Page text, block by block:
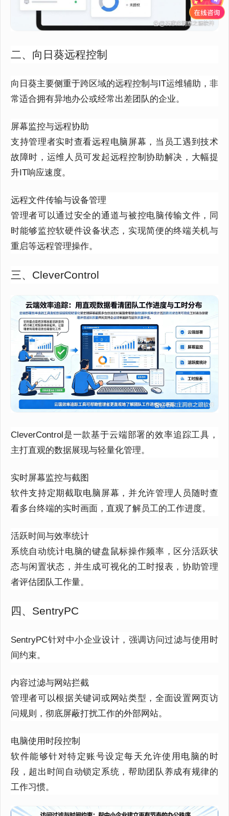
二、向日葵远程控制
向日葵主要侧重于跨区域的远程控制与IT运维辅助，非
常适合拥有异地办公或经常出差团队的企业。
屏幕监控与远程协助
支持管理者实时查看远程电脑屏幕，当员工遇到技术
故障时，运维人员可发起远程控制协助解决，大幅提
升IT响应速度。
远程文件传输与设备管理
管理者可以通过安全的通道与被控电脑传输文件，同
时能够监控软硬件设备状态，实现简便的终端关机与
重启等远程管理操作。
三、CleverControl
CleverControl是一款基于云端部署的效率追踪工具，
主打直观的数据展现与轻量化管理。
实时屏幕监控与截图
软件支持定期截取电脑屏幕，并允许管理人员随时查
看多台终端的实时画面，直观了解员工的工作进度。
活跃时间与效率统计
系统自动统计电脑的键盘鼠标操作频率，区分活跃状
态与闲置状态，并生成可视化的工时报表，协助管理
者评估团队工作量。
四、SentryPC
SentryPC针对中小企业设计，强调访问过滤与使用时
间约束。
内容过滤与网站拦截
管理者可以根据关键词或网站类型，全面设置网页访
问规则，彻底屏蔽打扰工作的外部网站。
电脑使用时段控制
软件能够针对特定账号设定每天允许使用电脑的时
段，超出时间自动锁定系统，帮助团队养成有规律的
工作习惯。